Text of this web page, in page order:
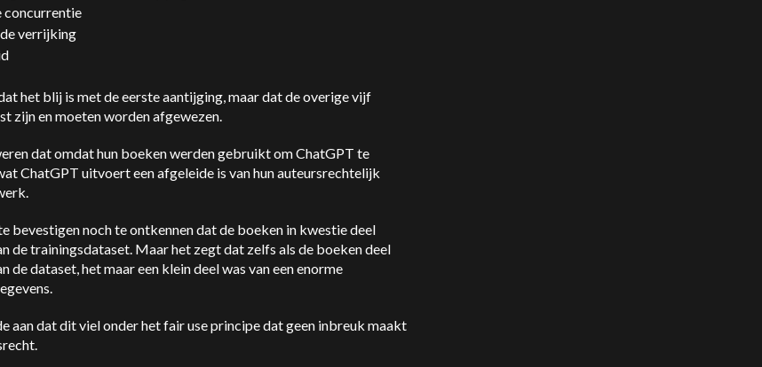
concurrentie
verrijking
het blij is met de eerste aantijging, maar dat de overige vijf
zijn en moeten worden afgewezen.
dat omdat hun boeken werden gebruikt om ChatGPT te
ChatGPT uitvoert een afgeleide is van hun auteursrechtelijk
bevestigen noch te ontkennen dat de boeken in kwestie deel
de trainingsdataset. Maar het zegt dat zelfs als de boeken deel
de dataset, het maar een klein deel was van een enorme
aan dat dit viel onder het fair use principe dat geen inbreuk maakt